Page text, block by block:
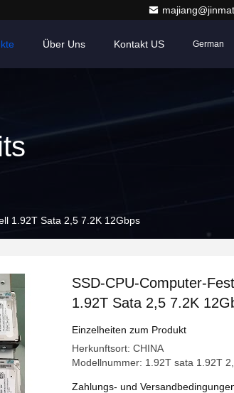
Über Uns Kontakt US German
1.92T Sata 2,5 7.2K 12Gbps
SSD-CPU-Computer-
1.92T Sata 2,5 7.2K
Einzelheiten zum Produkt
Herkunftsort: CHINA
Modellnummer: 1.92T sata 1.92T
Zahlungs- und